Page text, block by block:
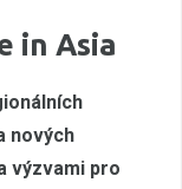
in Asia
nových
výzvami pro